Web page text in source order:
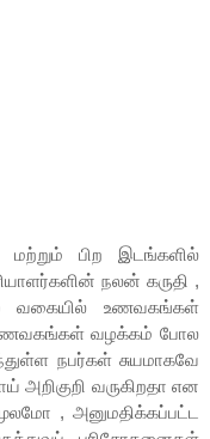
பிற இடங்களில்
நலன் கருதி ,
வகையில் உணவகங்கள்
உணவகங்கள் வழக்கம் போல
நபர்கள் சுயமாகவே
வருகிறதா என
, அனுமதிக்கப்பட்ட